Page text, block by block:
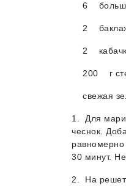
6
2
2 кабачка
200 г
свежая
1. Для
чеснок.
равномерно
30 минут.
2. На